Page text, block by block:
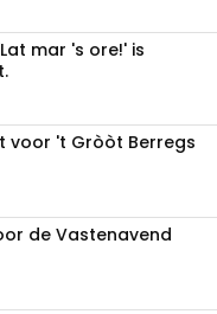
mar 's ore!' is
voor 't Gròòt Berregs
de Vastenavend